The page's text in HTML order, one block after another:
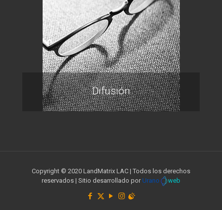
Difusión
Copyright © 2020 LandMatrix LAC | Todos los derechos
reservados | Sitio desarrollado por Urano web